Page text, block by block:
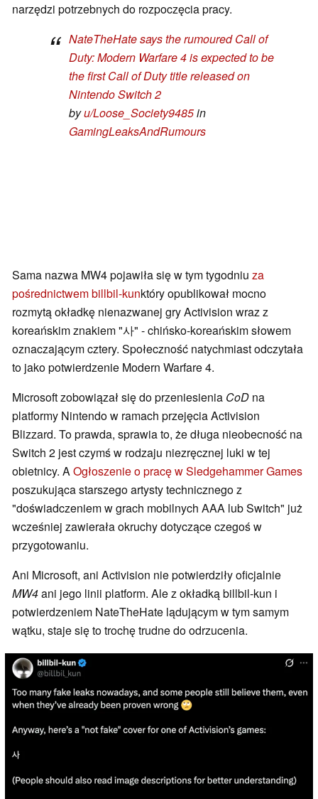
narzędzi potrzebnych do rozpoczęcia pracy.
NateTheHate says the rumoured Call of
Duty: Modern Warfare 4 is expected to be
the first Call of Duty title released on
Nintendo Switch 2
byu/Loose_Society9485in
GamingLeaksAndRumours
Sama nazwa MW4 pojawiła się w tym tygodniu za
pośrednictwem billbil-kunktóry opublikował mocno
rozmytą okładkę nienazwanej gry Activision wraz z
koreańskim znakiem "사" - chińsko-koreańskim słowem
oznaczającym cztery. Społeczność natychmiast odczytała
to jako potwierdzenie Modern Warfare 4.
Microsoft zobowiązał się do przeniesienia CoD na
platformy Nintendo w ramach przejęcia Activision
Blizzard. To prawda, sprawia to, że długa nieobecność na
Switch 2 jest czymś w rodzaju niezręcznej luki w tej
obietnicy. AOgłoszenie o pracę w Sledgehammer Games
poszukująca starszego artysty technicznego z
"doświadczeniem w grach mobilnych AAA lub Switch" już
wcześniej zawierała okruchy dotyczące czegoś w
przygotowaniu.
Ani Microsoft, ani Activision nie potwierdziły oficjalnie
MW4ani jego linii platform. Ale z okładką billbil-kun i
potwierdzeniem NateTheHate lądującym w tym samym
wątku, staje się to trochę trudne do odrzucenia.